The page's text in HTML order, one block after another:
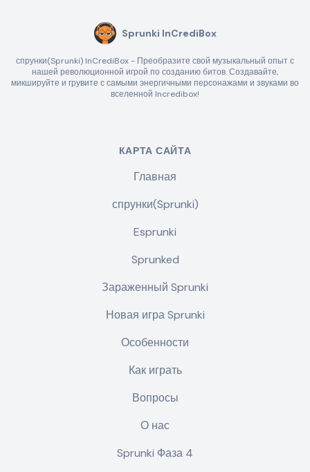
Sprunki InCrediBox
спрунки(Sprunki) InCrediBox - Преобразите свой музыкальный опыт с
нашей революционной игрой по созданию битов. Создавайте,
микшируйте и грувите с самыми энергичными персонажами и звуками во
вселенной Incredibox!
КАРТА САЙТА
Главная
спрунки(Sprunki)
Esprunki
Sprunked
Зараженный Sprunki
Новая игра Sprunki
Особенности
Как играть
Вопросы
О нас
Sprunki Фаза 4